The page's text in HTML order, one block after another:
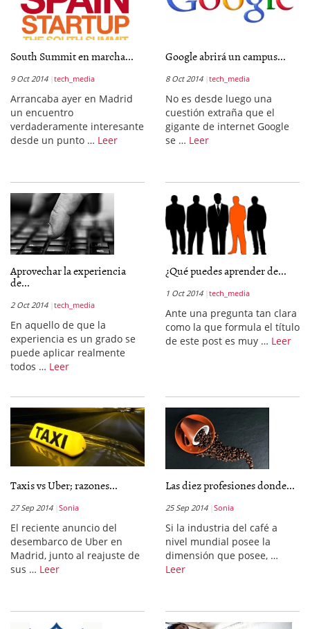
South Summit en marcha...
9 Oct 2014 tech_media
Arrancaba ayer en Madrid
un encuentro
verdaderamente interesante
desde un punto … Leer
Google abrirá un campus...
8 Oct 2014 tech_media
No es desde luego una
cuestión extraña que el
gigante de internet Google
se … Leer
Aprovechar la experiencia
de...
2 Oct 2014 tech_media
En aquello de que la
experiencia es un grado se
puede aplicar realmente
todos … Leer
¿Qué puedes aprender de...
1 Oct 2014 tech_media
Ante una pregunta tan clara
como la que formula el título
de este post es muy … Leer
Taxis vs Uber; razones...
27 Sep 2014 Sonia
El reciente anuncio del
desembarco de Uber en
Madrid, junto al reajuste de
sus … Leer
Las diez profesiones donde...
25 Sep 2014 Sonia
Si la industria del café a
nivel mundial posee la
dimensión que posee, …
Leer